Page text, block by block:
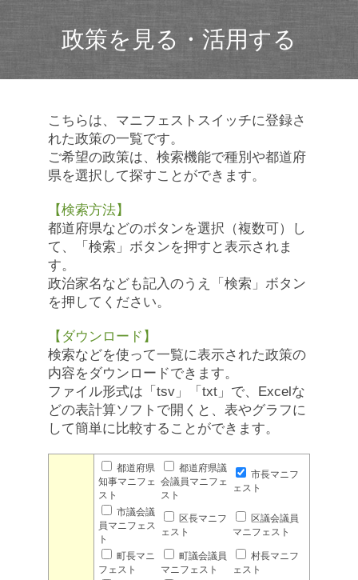
政策を見る・活用する
こちらは、マニフェストスイッチに登録さ
れた政策の一覧です。
ご希望の政策は、検索機能で種別や都道府
県を選択して探すことができます。
【検索方法】
都道府県などのボタンを選択（複数可）し
て、「検索」ボタンを押すと表示されま
す。
政治家名なども記入のうえ「検索」ボタン
を押してください。
【ダウンロード】
検索などを使って一覧に表示された政策の
内容をダウンロードできます。
ファイル形式は「tsv」「txt」で、Excelな
どの表計算ソフトで開くと、表やグラフに
して簡単に比較することができます。
都道府県
知事マニフェ
スト
都道府県議
会議員マニフェ
スト
市長マニフ
ェスト
市議会議
員マニフェス
ト
区長マニフ
ェスト
区議会議員
マニフェスト
町長マニ
フェスト
町議会議員
マニフェスト
村長マニフ
ェスト